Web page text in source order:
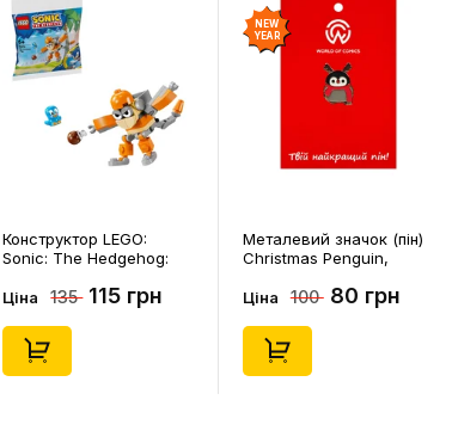
Конструктор LEGO:
Sonic: The Hedgehog:
Kiki and Flicky, (30676)
Ціна 135 115 грн
NEW
YEAR
Металевий значок (пін)
Christmas Penguin,
Ціна 100 80 грн